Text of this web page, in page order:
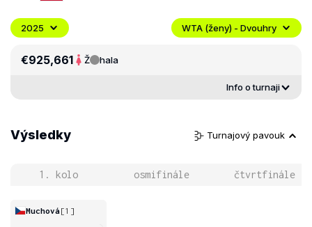
2025 WTA (ženy) - Dvouhry
€925,661 Ž hala
Info o turnaji
Výsledky Turnajový pavouk
1. kolo osmifinále čtvrtfinále
Muchová[1]